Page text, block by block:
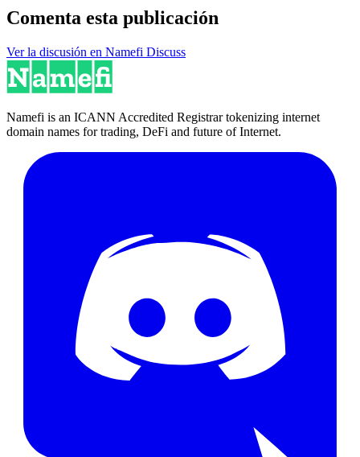
Comenta esta publicación
Ver la discusión en Namefi Discuss
Namefi is an ICANN Accredited Registrar tokenizing internet
domain names for trading, DeFi and future of Internet.